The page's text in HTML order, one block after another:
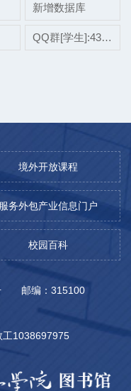
新增数据库
QQ群[学生]:437507696
境外开放课程
服务外包产业信息门户
校园百科
邮编：315100
工1038697975